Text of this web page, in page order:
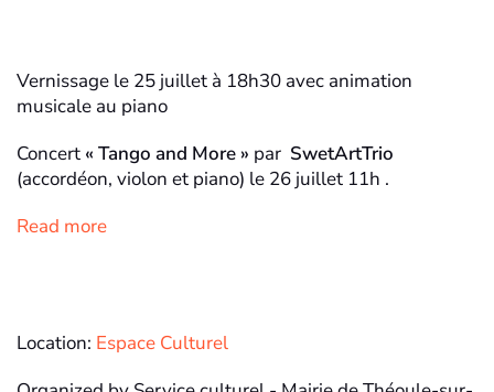
Vernissage le 25 juillet à 18h30 avec animation
musicale au piano
Concert « Tango and More » par SwetArtTrio
(accordéon, violon et piano) le 26 juillet 11h .
Read more
Location: Espace Culturel